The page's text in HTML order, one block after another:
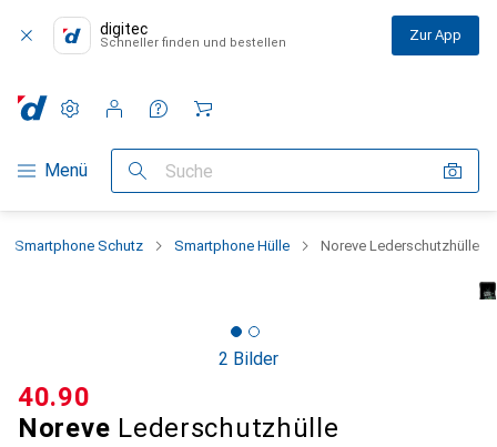
digitec
Schneller finden und bestellen Zur App
Navigation nach Kategorien
Menü Suche
Einstellungen
Kundenkonto
Vergleichslisten
Merklisten
Warenkorb
Smartphone Schutz Smartphone Hülle Noreve Lederschutzhülle
2 Bilder
Noreve Lederschutzhülle
CHF
40.90